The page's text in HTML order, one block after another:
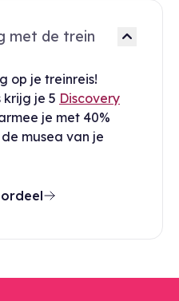
met de trein
op je treinreis!
krijg je 5 Discovery
je met 40%
musea van je